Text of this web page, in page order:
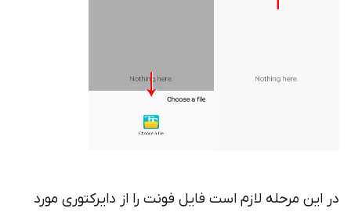
در این مرحله لازم است فایل فونت را از دایرکتوری مورد